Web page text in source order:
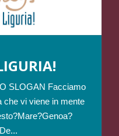
SLOGAN Facciamo
che vi viene in mente